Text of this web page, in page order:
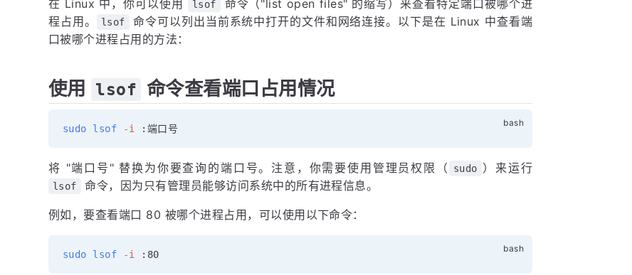
在 Linux 中，你可以使用 lsof
命令（"list open files" 的缩写）来查看特定端口被哪个进
程占用。
lsof
命令可以列出当前系统中打开的文件和网络连接。以下是在 Linux 中查看端
口被哪个进程占用的方法：
使用 lsof 命令查看端口占用情况
sudo lsof -i
将 "端口号" 替换为你要查询的端口号。注意，你需要使用管理员权限（ sudo ）来运行
lsof 命令，因为只有管理员能够访问系统中的所有进程信息。
例如，要查看端口 80 被哪个进程占用，可以使用以下命令：
sudo lsof -i